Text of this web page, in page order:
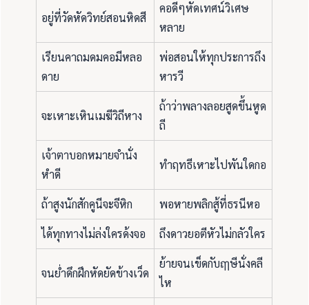
อยู่ที่วัดหัดวิทย์สอนหิดสี
คอดีๆหัดเทศน์วิเศษ
หลาย
เรียนคาถมดมคอมีหลอ
ดาย
พ่อสอนให้ทุกประการถึง
หารวี
จะเหาะเหินเมฆีวิถีหาง
ถ้าว่าพลางลอยสูดขึ้นหูด
ถี
เจ้าตาบอกหมายจำนั่ง
หำดี
ทำฤทธีเหาะไปพันใดกอ
ถ้าสูงนักสักคูนีจะจีหิก พอหายพลิกสู้ที่ธรนีหอ
ได้ทุกทางไม่ล่งใครด้งจอ ถึงดาวยอตีหัวไม่กลัวใคร
จนย่ำดึกฝึกหัดยัดข้างเว็ด
ย้ายจนเข็ดกับฤๅษีนั่งคลี
ไห